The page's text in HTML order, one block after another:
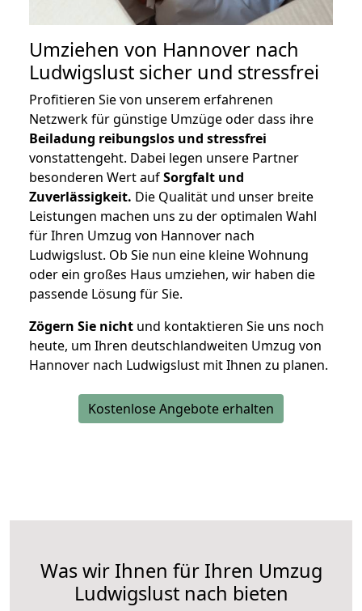
Umziehen von Hannover nach
Ludwigslust sicher und stressfrei
Profitieren Sie von unserem erfahrenen
Netzwerk für günstige Umzüge oder dass ihre
Beiladung reibungslos und stressfrei
vonstattengeht. Dabei legen unsere Partner
besonderen Wert aufSorgfalt und
Zuverlässigkeit. Die Qualität und unser breite
Leistungen machen uns zu der optimalen Wahl
für Ihren Umzug von Hannover nach
Ludwigslust. Ob Sie nun eine kleine Wohnung
oder ein großes Haus umziehen, wir haben die
passende Lösung für Sie.
Zögern Sie nicht und kontaktieren Sie uns noch
heute, um Ihren deutschlandweiten Umzug von
Hannover nach Ludwigslust mit Ihnen zu planen.
Kostenlose Angebote erhalten
Was wir Ihnen für Ihren Umzug
Ludwigslust nach bieten